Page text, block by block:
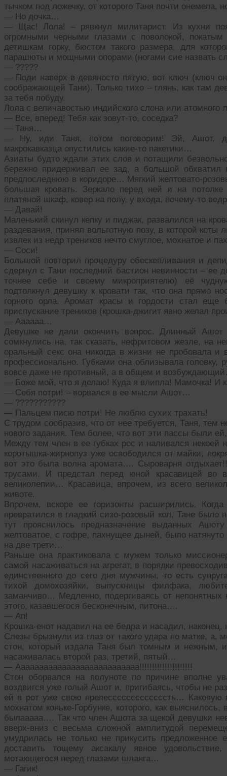
тычком под ложечку, от которого Таня почти онемела,
— Но дочка…
— Щас! Лола! – рявкнул милитарист. Из кухни
огромными черными глазами с поволокой,
детишкам горку, бюстом такого размера, для
парашюты и мощными опорами (ногами сие назвать
— ?????
— Поди наверх в девяносто пятую, вот ключ (ключ
соображающей Тани). Только тихо – глянь, как там
за тебя побуду.
Лола с величавостью индийского слона или атомного
— Все, вперед! Тебя как зовут-то, соседка?
— Таня…
— Ну, иди Таня, потом поговорим! Эй, Ашот,
макрокавказца опустились какие-то пакетики…
Азиаты будто ждали этих слов и потащили
бережно придерживал ее зад, а большой
предпоследнюю в коридоре… Мягкий желтовато-
большая кровать. Зеркало перед ней и на
платяной шкаф, ковер на полу, у входа, почему-то
— Давай!
Маленький скинул кепку и пиджак, развалился на
раздевания, принял вольготную позу, в которой
извлек из недр треников нечто смуглое, мохнатое и
— Соси!
Большой повторил процедуру обескепливания и
сдернул с Тани последний бастион невинности – ее
точнее себе и своему микроприятелю) её
подтолкнул девушку к кровати так, что она прямо
горного орла. Аромат красы и гордости стал еще
приспускание треников (крошка-джигит явно желал
— Аааааа…
Девушке не дали окончить вопрос. Длинный
сомкнулись на, так сказать, нефритовом жезле, на
оральный секс она никогда в жизни не пробовала
профессионально. Губками она облизывала
вовсе даже не противный, а в общем и
— Боже мой, что я делаю! Куда я влипла! Мамочка! И
— Себя потри! – ворвался в ее мысли Ашот…
— ???????????
— Пальцем писю потри! Не люблю сухих трахать!
С трудом сообразив, что от нее требуется, Таня, тем
нового задания. Тем более, что вот эти пассы были
Между тем член в ее губках рос и наливался
коротышка-жирнопуз уже освободился от майки,
вот это была волна аромата…. Сыроварня
трусами. И предстал перед юной красавицей во
великолепии… Красавица, впрочем, из всего
животе.
Впрочем, вскоре ее горизонты расширились.
превратился в гладкий сизо-розовый кол, Тане было
тут прояснилось предназначение выданных
желтоватое, с гофре, пахнущее дыней, было
на две трети…
Раньше она практиковала с мужем только
самой насаживаться на агрегат, в порядки
единственного до сего дня мужчины, то есть
тихой домохозяйки, выпускницы филфака,
заманчиво… Медленно, подергиваясь от непонятных
этого, казавшегося бесконечным, питона….
— Ап!
Крошка-енот надавил на ее бедра и насадил,
Слезы брызнули из глаз от такого удара по матке,
стон, который издала Таня был томным и нежным,
насаживалась второй раз, третий, пятый…
— Ааааааааааааааааааааааааааа!!!!!!!!!!!!!!!!!!!!!
Стон оборвался на полуноте по причине вполне
воздвигся уже голый Ашот и, пригибаясь, чтобы не
ей в рот уже свою прелесссссссссссссть…
мохнатом коньке-Горбунке, которого, как
былааааа…. Так что член Ашота за щекой девушки
вверх-вниз с весьма сложной амплитудой
умудрилась не только не прикусить
доставить тощему аксакалу явное
мотающегося перед глазами шланга…
— Гагик!